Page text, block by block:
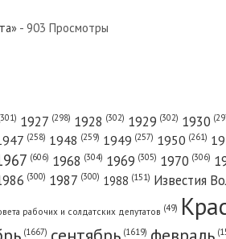
- 903 Просмотры
1927 (298) 1928 (302) 1929 (302) 1930
(258) 1948 (259) 1949 (257) 1950 (261)
(606) 1968 (304) 1969 (305) 1970 (306)
(300) 1987 (300) 1988 (151) Известия
рабочих и солдатских депутатов (49)
(1667) (1619)